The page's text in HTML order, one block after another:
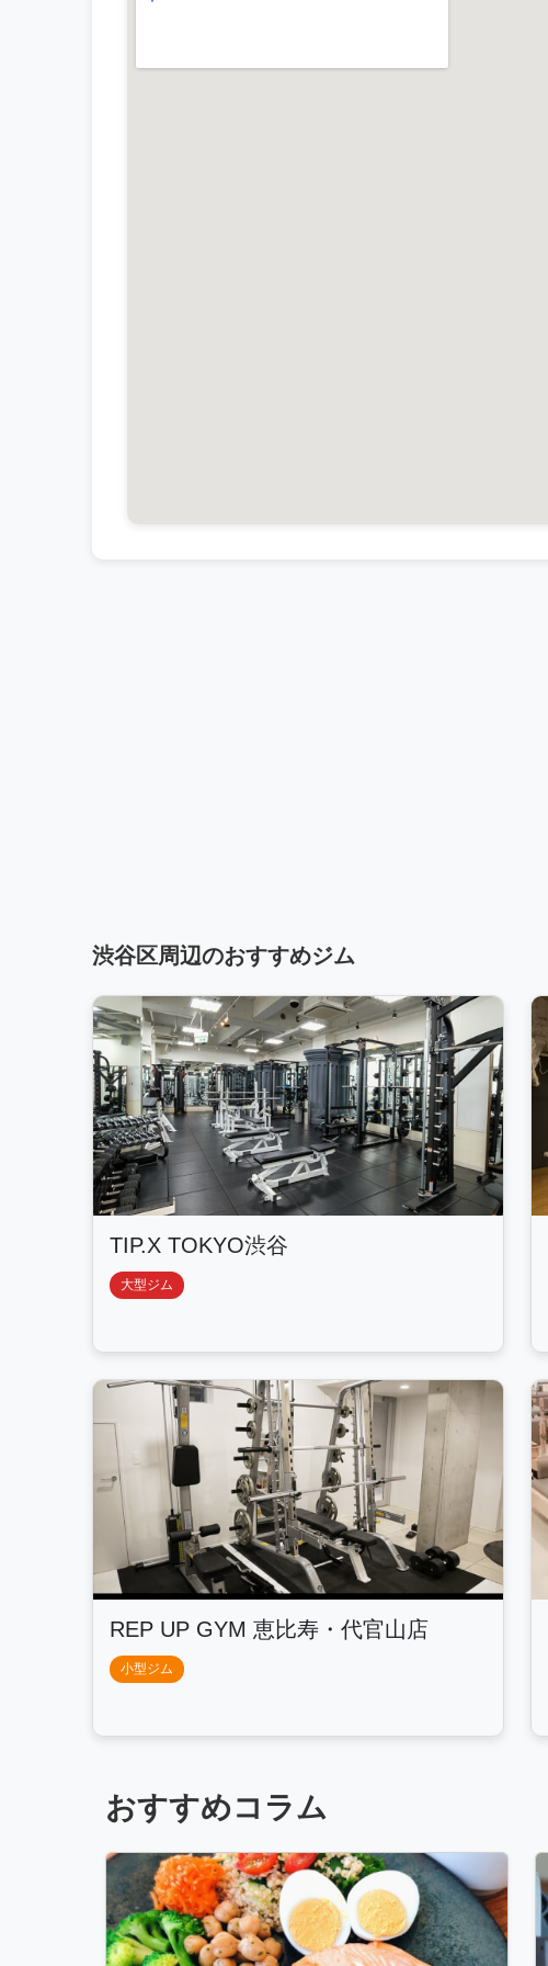
渋谷区周辺のおすすめジム
TIP.X TOKYO渋谷
大型ジム
REP UP GYM 恵比寿・代官山店
小型ジム
おすすめコラム